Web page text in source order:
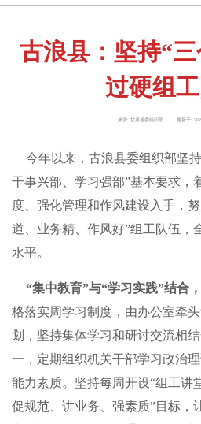
古浪县：坚持“
过硬组
来源: 甘肃省委组织部 更新于:
今年以来，古浪县委组织部坚持
干事兴部、学习强部”基本要求，
度、强化管理和作风建设入手，
道、业务精、作风好”组工队伍，
水平。
“集中教育”与“学习实践”结合
格落实周学习制度，由办公室牵
划，坚持集体学习和研讨交流相
一，定期组织机关干部学习政治
能力素质。坚持每周开设“组工讲
促规范、讲业务、强素质”目标，